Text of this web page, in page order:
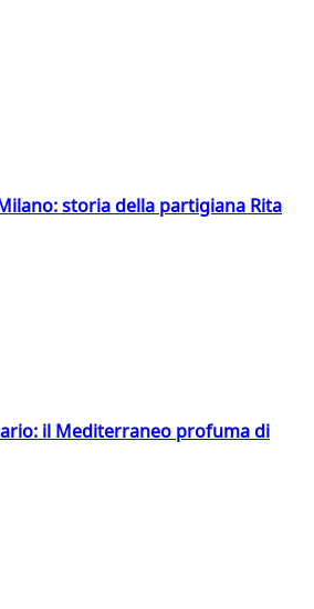
storia della partigiana Rita
il Mediterraneo profuma di